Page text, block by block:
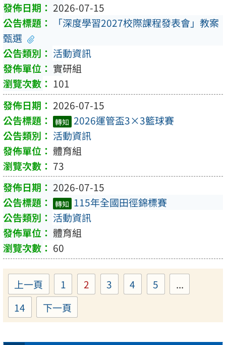
2026-07-15
「深度學習2027校際課程發表會」教案
甄選
活動資訊
實研組
101
2026-07-15
轉知 2026運管盃3×3籃球賽
活動資訊
體育組
73
2026-07-15
轉知 115年全國田徑錦標賽
活動資訊
體育組
60
上一頁 Page
1 Page
2 Page
3 Page
4 Page
5
...
Page
14 下一頁